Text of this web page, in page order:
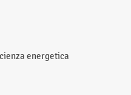
energetica